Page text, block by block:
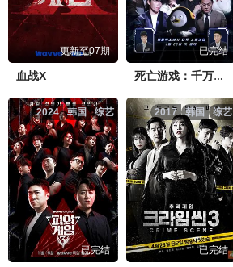
更新至07期
血战X
已完结
死亡游戏：千万韩元赌起2
综艺
韩国
2024
已完结
综艺
韩国
2017
已完结